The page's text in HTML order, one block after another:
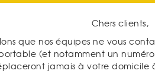
Chers clients,
que nos équipes ne vous
(et notamment un
jamais à votre domicile